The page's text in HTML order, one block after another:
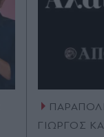
ΓΙΩΡΓΟΣ